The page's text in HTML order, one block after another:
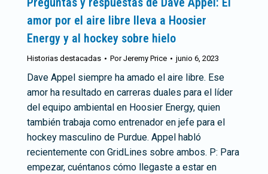
amor por el aire libre lleva a Hoosier
Energy y al hockey sobre hielo
Historias destacadas PorJeremy Price junio 6, 2023
Dave Appel siempre ha amado el aire libre. Ese
amor ha resultado en carreras duales para el líder
del equipo ambiental en Hoosier Energy, quien
también trabaja como entrenador en jefe para el
hockey masculino de Purdue. Appel habló
recientemente con GridLines sobre ambos. P: Para
empezar, cuéntanos cómo llegaste a estar en